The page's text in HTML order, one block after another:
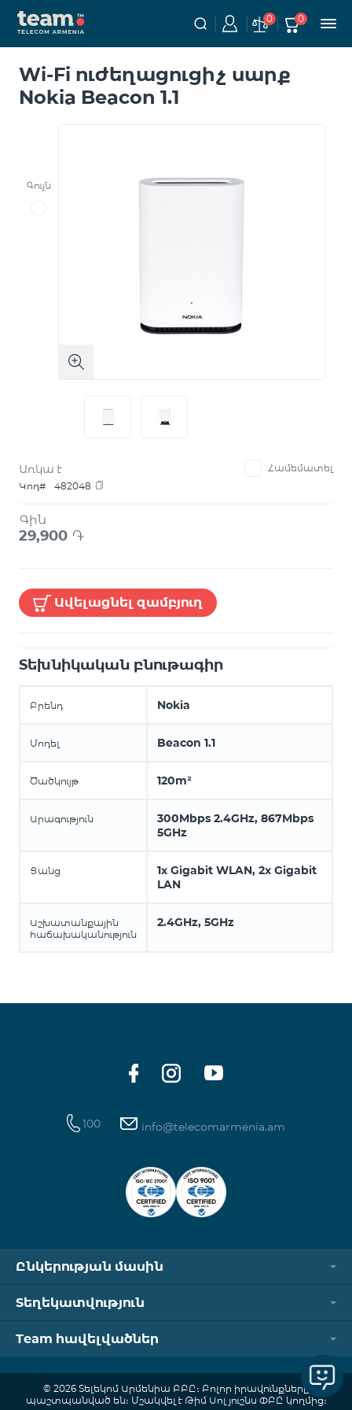
0 0
Wi-Fi ուժեղացուցիչ սարք
Nokia Beacon 1.1
Գույն
Առկա է
Համեմատել
Կոդ#
482048
Գին
29,900 ֏
Ավելացնել զամբյուղ
Տեխնիկական բնութագիր
Բրենդ Nokia
Մոդել Beacon 1.1
Ծածկույթ 120m²
Արագություն
300Mbps 2.4GHz, 867Mbps
5GHz
Ցանց
1x Gigabit WLAN, 2x Gigabit
LAN
Աշխատանքային
հաճախականություն
2.4GHz, 5GHz
100 info@telecomarmenia.am
Ընկերության մասին
Տեղեկատվություն
Team հավելվածներ
© 2026 Տելեկոմ Արմենիա ԲԲԸ։ Բոլոր իրավունքները
պաշտպանված են։ Մշակվել է Թիմ Սոլյուշնս ՓԲԸ կողմից։